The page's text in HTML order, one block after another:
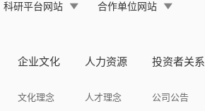
科研平台网站 合作单位网站
企业文化
文化理念
人力资源
人才理念
投资者关系
公司公告